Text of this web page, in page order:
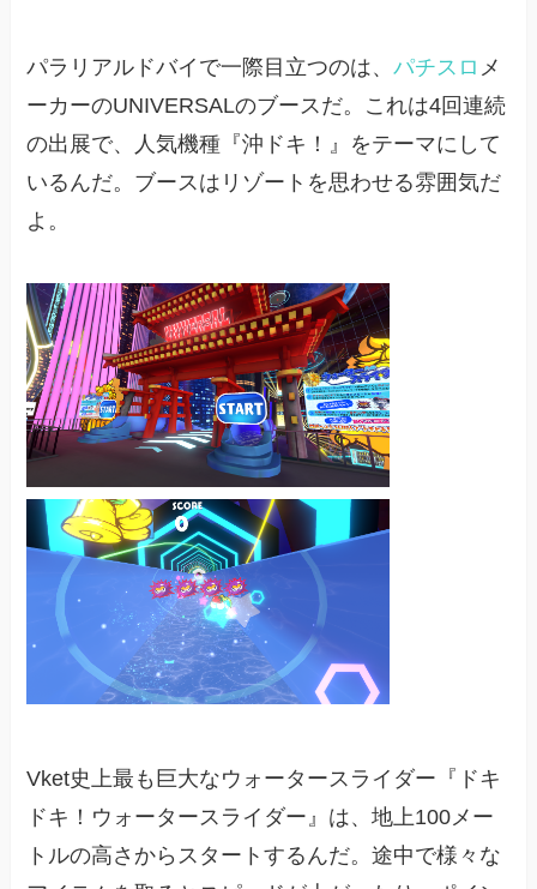
パラリアルドバイで一際目立つのは、パチスロ メ
ーカーのUNIVERSALのブースだ。これは4回連続
の出展で、人気機種『沖ドキ！』をテーマにして
いるんだ。ブースはリゾートを思わせる雰囲気だ
よ。
Vket史上最も巨大なウォータースライダー『ドキ
ドキ！ウォータースライダー』は、地上100メー
トルの高さからスタートするんだ。途中で様々な